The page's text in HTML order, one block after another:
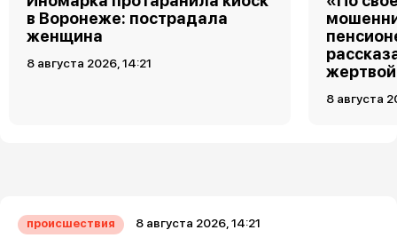
в Воронеже: пострадала
женщина
8 августа 2026, 14:21
8 августа
происшествия 8 августа 2026, 14:21